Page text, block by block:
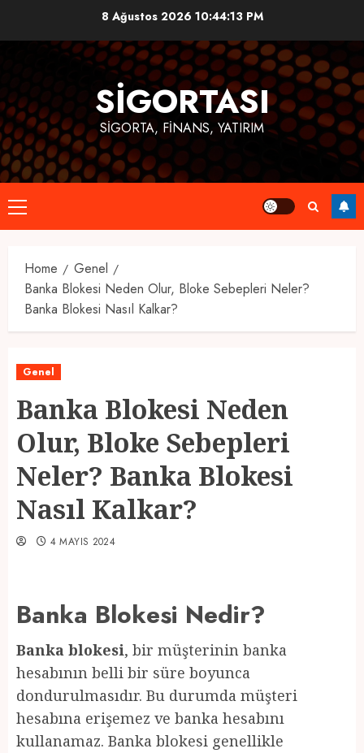
8 Ağustos 2026 10:44:14 PM
SIGORTASI
SIGORTA, FINANS, YATIRIM
Primary
Menu
Home
Genel
Banka Blokesi Neden Olur, Bloke Sebepleri Neler?
Banka Blokesi Nasıl Kalkar?
Genel
Banka Blokesi Neden
Olur, Bloke Sebepleri
Neler? Banka Blokesi
Nasıl Kalkar?
4 MAYIS 2024
Banka Blokesi Nedir?
Banka blokesi, bir müşterinin banka
hesabının belli bir süre boyunca
dondurulmasıdır. Bu durumda müşteri
hesabına erişemez ve banka hesabını
kullanamaz. Banka blokesi genellikle